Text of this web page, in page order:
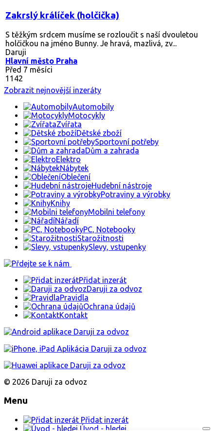
Zakrslý králíček (holčička)
S těžkým srdcem musíme se rozloučit s naší dvouletou
holčičkou na jméno Bunny. Je hravá, mazlivá, zv...
Daruji
Hlavní město Praha
Před 7 měsíci
1142
Zobrazit nejnovější inzeráty
Automobily
Motocykly
Zvířata
Dětské zboží
Sportovní potřeby
Dům a zahrada
Elektro
Nábytek
Oblečení
Hudební nástroje
Potraviny a výrobky
Knihy
Mobilni telefony
Nářadí
PC, Notebooky
Starožitnosti
Slevy, vstupenky
Přidat inzerát
Daruji za odvoz
Pravidla
Ochrana údajů
Kontakt
© 2026 Daruji za odvoz
Menu
Přidat inzerát
Úvod - hledej